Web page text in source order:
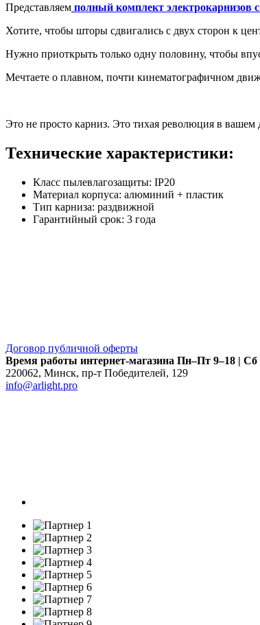
Представляем полный комплект
Хотите, чтобы шторы сдвигались с двух сторон к
Нужно приоткрыть только одну половину, чтобы
Мечтаете о плавном, почти кинематографичном
Это не просто карниз. Это тихая революция в
Технические характеристики:
Класс пылевлагозащиты: IP20
Материал корпуса: алюминий + пластик
Тип карниза: раздвижной
Гарантийный срок: 3 года
Договор публичной оферты
Время работы интернет-магазина Пн–Пт 9–18 | Сб
220062, Минск, пр-т Победителей, 129
info@arlight.pro